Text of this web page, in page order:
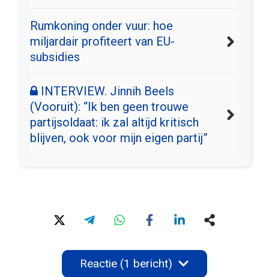
Rumkoning onder vuur: hoe
miljardair profiteert van EU-
subsidies
INTERVIEW. Jinnih Beels
(Vooruit): “Ik ben geen trouwe
partijsoldaat: ik zal altijd kritisch
blijven, ook voor mijn eigen partij”
Reactie (1 bericht)